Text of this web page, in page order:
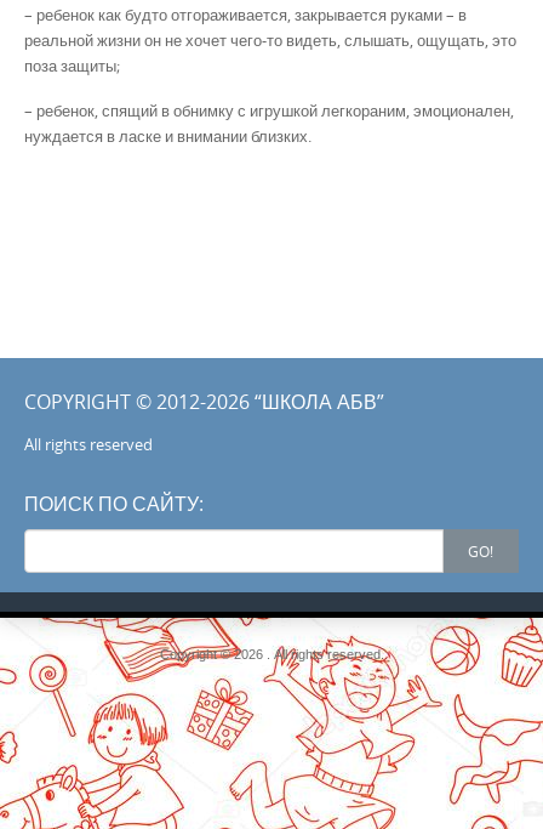
– ребенок как будто отгораживается, закрывается руками – в
реальной жизни он не хочет чего-то видеть, слышать, ощущать, это
поза защиты;
– ребенок, спящий в обнимку с игрушкой легкораним, эмоционален,
нуждается в ласке и внимании близких.
COPYRIGHT © 2012-2026 “ШКОЛА АБВ”
All rights reserved
ПОИСК ПО САЙТУ:
Search
for:
GO!
Copyright © 2026 . All rights reserved.